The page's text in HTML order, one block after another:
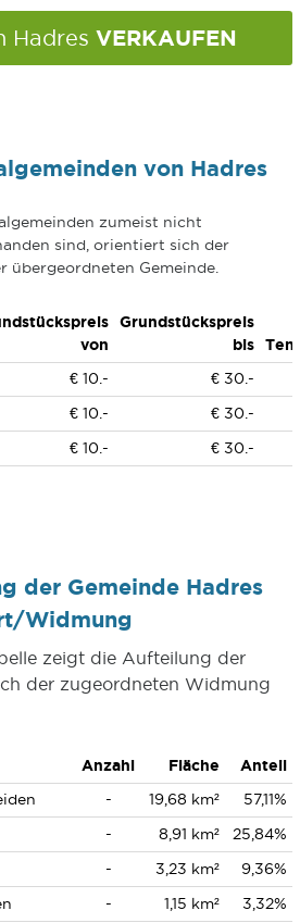
Hadres VERKAUFEN
von Hadres
zumeist nicht
sind, orientiert sich der
übergeordneten Gemeinde.
von
Grundstückspreis
bis
€ 10.-
€ 30.-
€ 10.-
€ 30.-
€ 10.- € 30.-
der Gemeinde Hadres
Widmung
zeigt die Aufteilung der
der zugeordneten Widmung
Anzahl Fläche
Anteil
- 19,68 km²
57,11%
- 8,91 km²
25,84%
- 3,23 km²
9,36%
- 1,15 km² 3,32%